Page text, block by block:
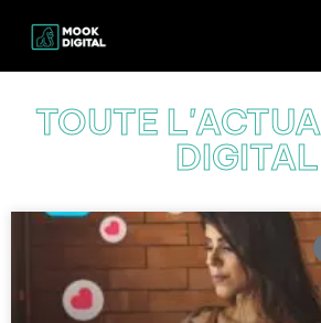
TOUTE
DIGITAL